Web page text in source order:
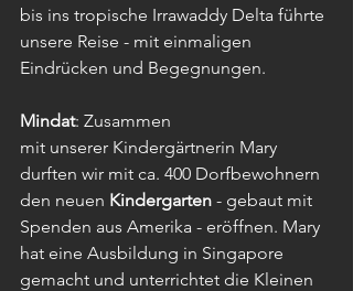
bis ins tropische Irrawaddy Delta führte
unsere Reise - mit einmaligen
Eindrücken und Begegnungen.
Mindat: Zusammen
mit unserer Kindergärtnerin Mary
durften wir mit ca. 400 Dorfbewohnern
den neuen Kindergarten - gebaut mit
Spenden aus Amerika - eröffnen. Mary
hat eine Ausbildung in Singapore
gemacht und unterrichtet die Kleinen